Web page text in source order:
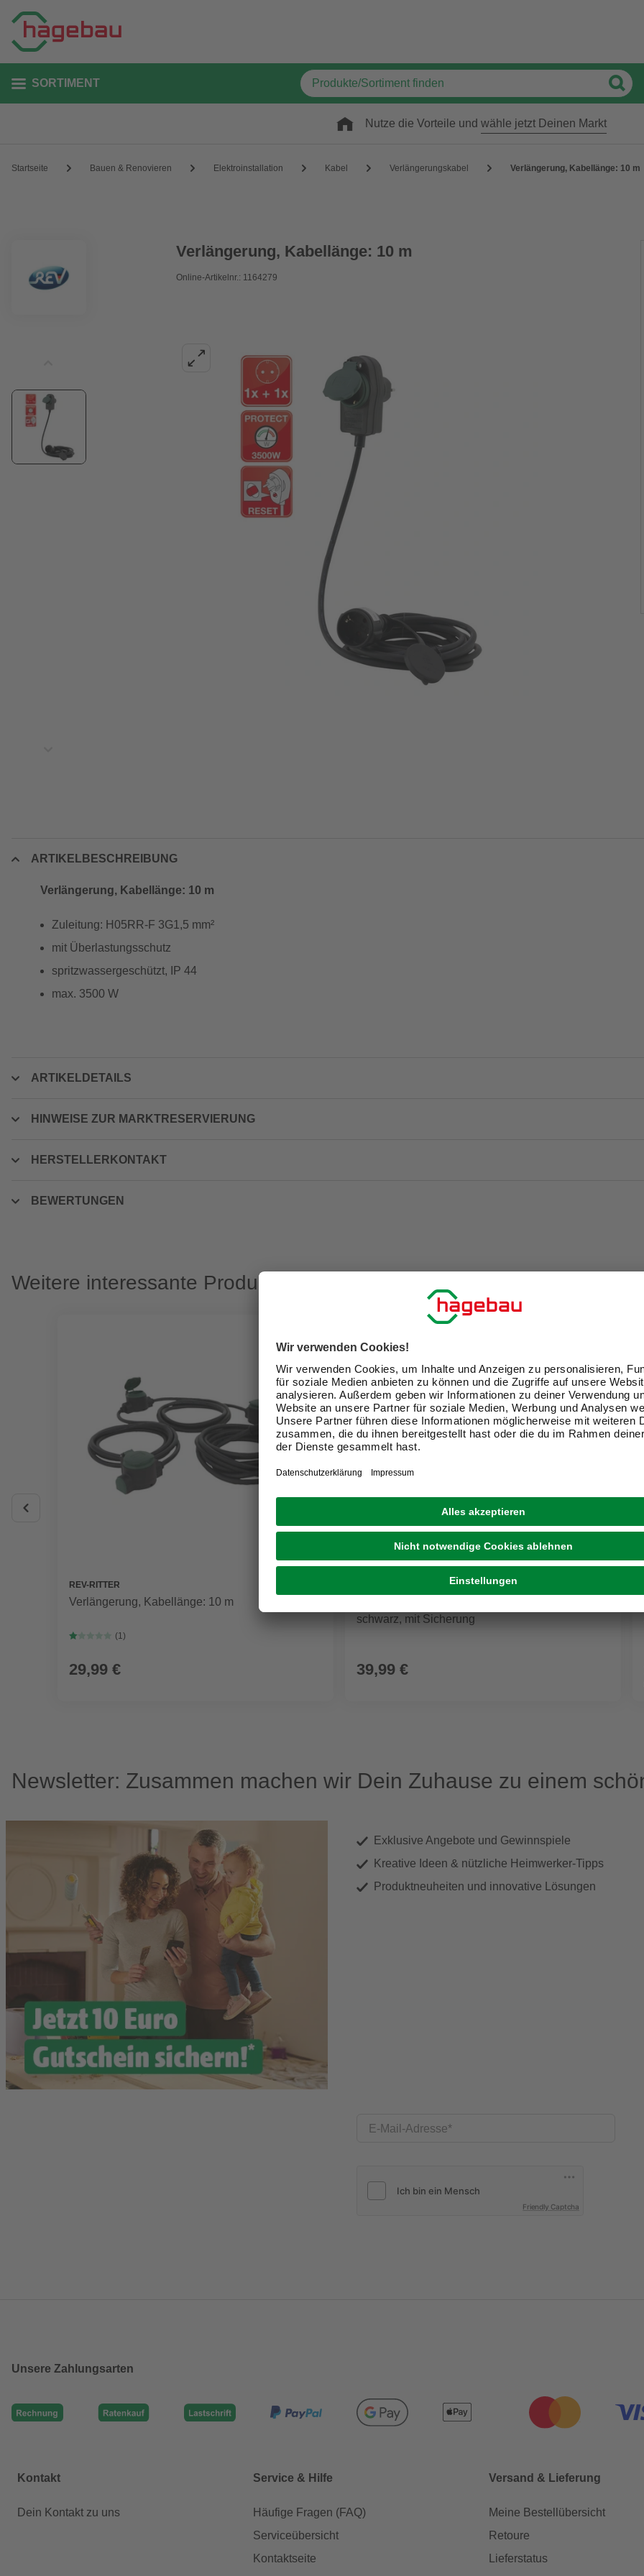
SORTIMENT
Nutze die Vorteile und wähle jetzt Deinen Markt
Startseite Bauen & Renovieren Elektroinstallation Kabel Verlängerungskabel Verlängerung, Kabellänge: 10 m
Verlängerung, Kabellänge: 10 m
Online-Artikelnr.: 1164279
ARTIKELBESCHREIBUNG
Verlängerung, Kabellänge: 10 m
Zuleitung: H05RR-F 3G1,5 mm²
mit Überlastungsschutz
spritzwassergeschützt, IP 44
max. 3500 W
ARTIKELDETAILS
HINWEISE ZUR MARKTRESERVIERUNG
HERSTELLERKONTAKT
BEWERTUNGEN
Weitere interessante Produkte
REV-RITTER
Verlängerung, Kabellänge: 10 m
(1)
29,99 €
schwarz, mit Sicherung
39,99 €
Newsletter: Zusammen machen wir Dein Zuhause zu einem
Exklusive Angebote und Gewinnspiele
Kreative Ideen & nützliche Heimwerker-Tipps
Produktneuheiten und innovative Lösungen
E-Mail-Adresse
Friendly Captcha
Unsere Zahlungsarten
Kontakt
Dein Kontakt zu uns
Service & Hilfe
Häufige Fragen (FAQ)
Serviceübersicht
Kontaktseite
Versand & Lieferung
Meine Bestellübersicht
Retoure
Lieferstatus